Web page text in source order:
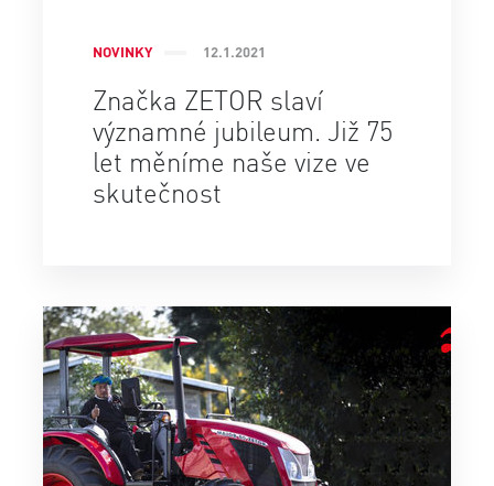
NOVINKY 12.1.2021
Značka ZETOR slaví
významné jubileum. Již 75
let měníme naše vize ve
skutečnost